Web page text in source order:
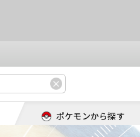
ポケモンから探す